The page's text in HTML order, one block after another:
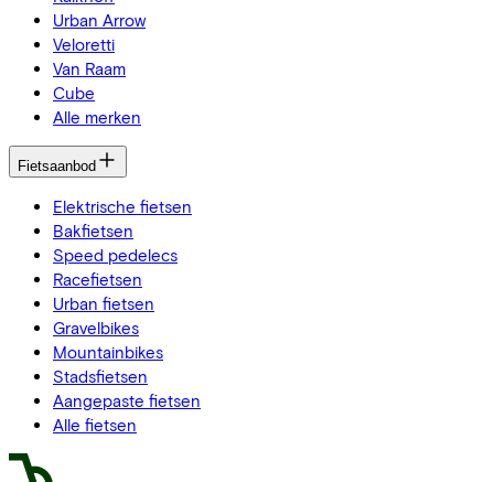
Urban Arrow
Veloretti
Van Raam
Cube
Alle merken
Fietsaanbod
Elektrische fietsen
Bakfietsen
Speed pedelecs
Racefietsen
Urban fietsen
Gravelbikes
Mountainbikes
Stadsfietsen
Aangepaste fietsen
Alle fietsen